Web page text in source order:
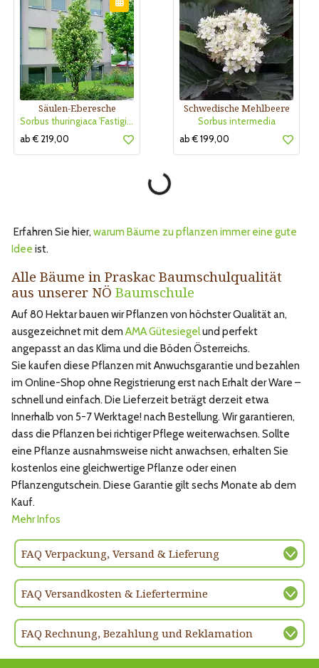
Säulen-Eberesche
Sorbus thuringiaca 'Fastigiata'
ab € 219,00
Schwedische Mehlbeere
Sorbus intermedia
ab € 199,00
Erfahren Sie hier, warum Bäume zu pflanzen immer eine gute
Idee ist.
Alle Bäume in Praskac Baumschulqualität
aus unserer NÖ Baumschule
Auf 80 Hektar bauen wir Pflanzen von höchster Qualität an,
ausgezeichnet mit dem AMA Gütesiegelund perfekt
angepasst an das Klima und die Böden Österreichs.
Sie kaufen diese Pflanzen mit Anwuchsgarantie und bezahlen
im Online-Shop ohne Registrierung erst nach Erhalt der Ware –
schnell und einfach. Die Lieferzeit beträgt derzeit etwa
Innerhalb von 5-7 Werktage! nach Bestellung. Wir garantieren,
dass die Pflanzen bei richtiger Pflege weiterwachsen. Sollte
eine Pflanze ausnahmsweise nicht anwachsen, erhalten Sie
kostenlos eine gleichwertige Pflanze oder einen
Pflanzengutschein. Diese Garantie gilt sechs Monate ab dem
Kauf.
Mehr Infos
FAQ Verpackung, Versand & Lieferung
FAQ Versandkosten & Liefertermine
FAQ Rechnung, Bezahlung und Reklamation